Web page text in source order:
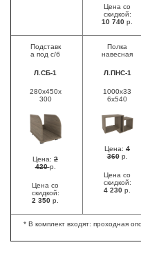
Цена со
скидкой:
10 740 р.
Подставк
а под с/б
Л.СБ-1
280x450x
300
Цена: 2
420р.
Цена со
скидкой:
2 350 р.
Полка
навесная
Л.ПНС-1
1000x33
6x540
Цена: 4
360р.
Цена со
скидкой:
4 230 р.
* В комплект входят: проходная